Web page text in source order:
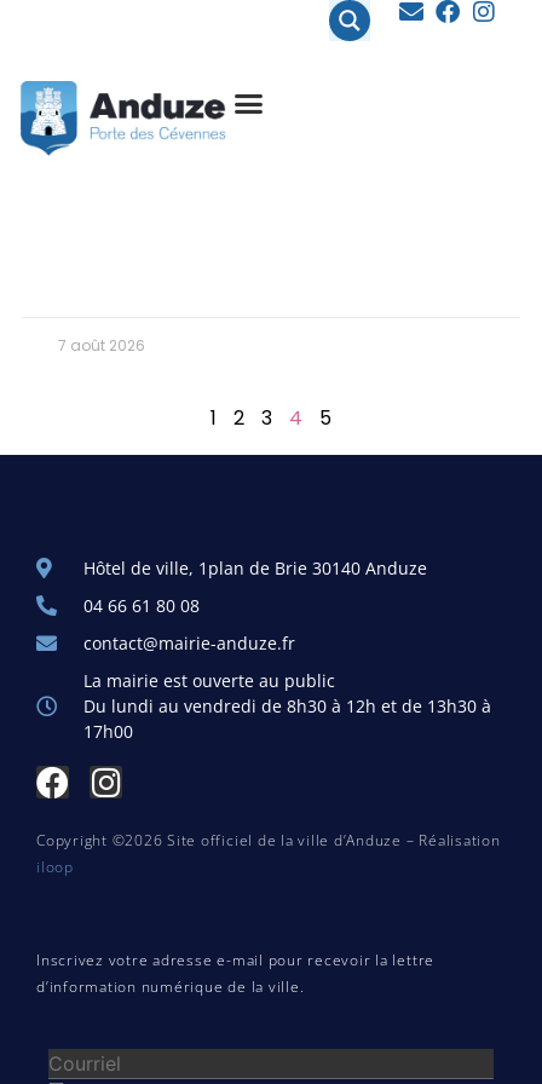
7 août 2026
1 2 3 4 5
Hôtel de ville, 1plan de Brie 30140 Anduze
04 66 61 80 08
contact@mairie-anduze.fr
La mairie est ouverte au public
Du lundi au vendredi de 8h30 à 12h et de 13h30 à
17h00
Copyright ©2026 Site officiel de la ville d’Anduze – Réalisation
iloop
Inscrivez votre adresse e-mail pour recevoir la lettre
d’information numérique de la ville.